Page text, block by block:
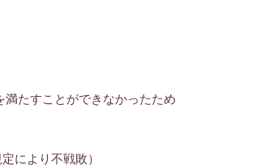
たすことができなかったため
により不戦敗）